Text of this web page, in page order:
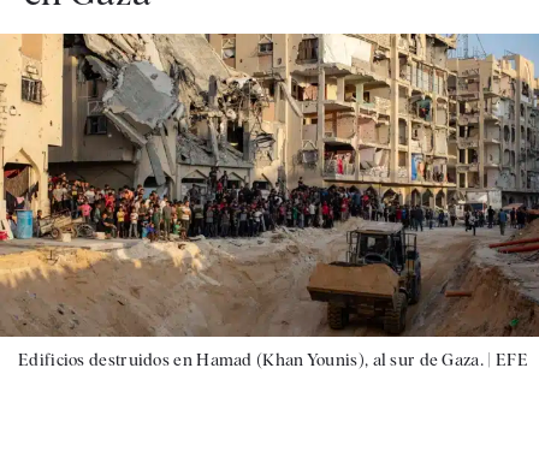
Edificios destruidos en Hamad (Khan Younis), al sur de Gaza. | EFE